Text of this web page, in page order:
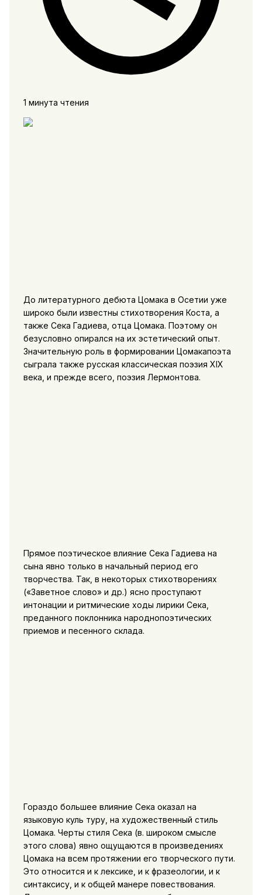
1 минута чтения
До литературного дебюта Цомака в Осетии уже
широко были известны стихотворения Коста, а
также Сека Гадиева, отца Цомака. Поэтому он
безусловно опирался на их эстетический опыт.
Значительную роль в формировании Цомакапоэта
сыграла также русская классическая поэзия XIX
века, и прежде всего, поэзия Лермонтова.
Прямое поэтическое влияние Сека Гадиева на
сына явно только в начальный период его
творчества. Так, в некоторых стихотворениях
(«Заветное слово» и др.) ясно проступают
интонации и ритмические ходы лирики Сека,
преданного поклонника народнопоэтических
приемов и песенного склада.
Гораздо большее влияние Сека оказал на
языковую куль туру, на художественный стиль
Цомака. Черты стиля Сека (в. широком смысле
этого слова) явно ощущаются в произведениях
Цомака на всем протяжении его творческого пути.
Это относится и к лексике, и к фразеологии, и к
синтаксису, и к общей манере повествования.